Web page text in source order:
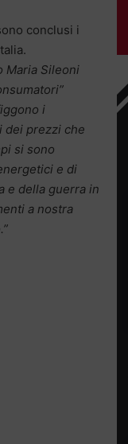
conclusi i
Maria Sileoni
i
dei prezzi che
si sono
e di
e della guerra in
a nostra